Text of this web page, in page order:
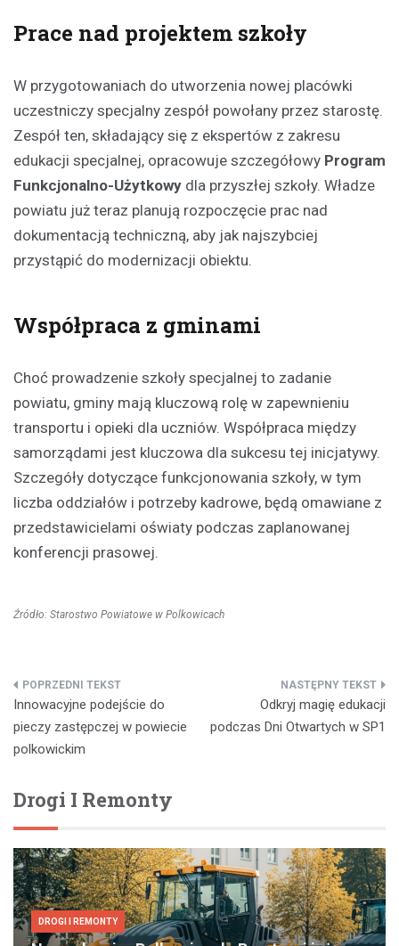
Prace nad projektem szkoły
W przygotowaniach do utworzenia nowej placówki
uczestniczy specjalny zespół powołany przez starostę.
Zespół ten, składający się z ekspertów z zakresu
edukacji specjalnej, opracowuje szczegółowy Program
Funkcjonalno-Użytkowy dla przyszłej szkoły. Władze
powiatu już teraz planują rozpoczęcie prac nad
dokumentacją techniczną, aby jak najszybciej
przystąpić do modernizacji obiektu.
Współpraca z gminami
Choć prowadzenie szkoły specjalnej to zadanie
powiatu, gminy mają kluczową rolę w zapewnieniu
transportu i opieki dla uczniów. Współpraca między
samorządami jest kluczowa dla sukcesu tej inicjatywy.
Szczegóły dotyczące funkcjonowania szkoły, w tym
liczba oddziałów i potrzeby kadrowe, będą omawiane z
przedstawicielami oświaty podczas zaplanowanej
konferencji prasowej.
Źródło: Starostwo Powiatowe w Polkowicach
Nawigacja
wpisu
Innowacyjne podejście do
pieczy zastępczej w powiecie
polkowickim
Odkryj magię edukacji
podczas Dni Otwartych w SP1
Drogi I Remonty
DROGI I REMONTY